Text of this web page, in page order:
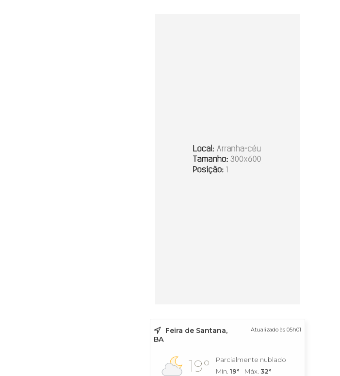
Feira de Santana,
BA
Atualizado às 05h01
19°
Parcialmente nublado
Mín. 19° Máx. 32°